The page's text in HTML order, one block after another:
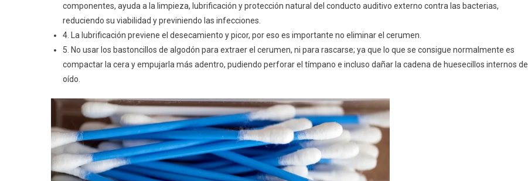
componentes, ayuda a la limpieza, lubrificación y protección natural del conducto auditivo externo contra las bacterias,
reduciendo su viabilidad y previniendo las infecciones.
4. La lubrificación previene el desecamiento y picor, por eso es importante no eliminar el cerumen.
5. No usar los bastoncillos de algodón para extraer el cerumen, ni para rascarse; ya que lo que se consigue normalmente es
compactar la cera y empujarla más adentro, pudiendo perforar el tímpano e incluso dañar la cadena de huesecillos internos del
oído.